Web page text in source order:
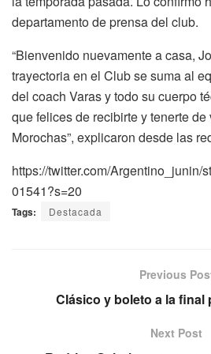
departamento de prensa del club.
“Bienvenido nuevamente a casa,
trayectoria en el Club se suma al
del coach Varas y todo su cuerpo
que felices de recibirte y tenerte
Morochas”, explicaron desde las
https://twitter.com/Argentino_junin/
01541?s=20
Tags: Destacada
Previous
Clásico y boleto a la final
Next Post